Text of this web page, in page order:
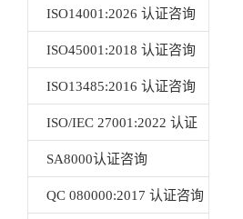
ISO14001:2026 认证咨询
ISO45001:2018 认证咨询
ISO13485:2016 认证咨询
ISO/IEC 27001:2022 认证
咨询
SA8000认证咨询
QC 080000:2017 认证咨询